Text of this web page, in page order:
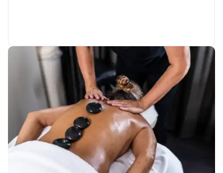
SpaVelvære